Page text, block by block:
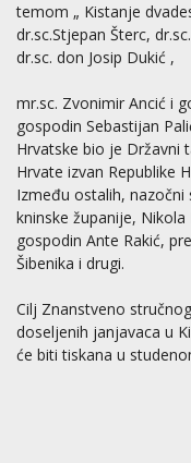
temom „ Kistanje
dr.sc.Stjepan Šterc,
dr.sc. don Josip Dukić ,
mr.sc. Zvonimir Ancić i
gospodin Sebastijan
Hrvatske bio je Državni
Hrvate izvan Republike
Između ostalih, nazočni
kninske županije,
gospodin Ante Rakić,
Šibenika i drugi.
Cilj Znanstveno
doseljenih janjavaca u
će biti tiskana u